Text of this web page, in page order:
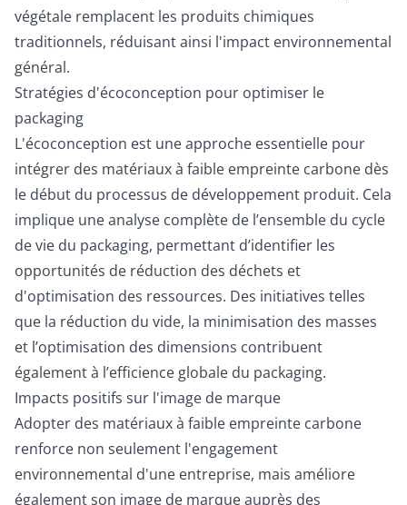
végétale remplacent les produits chimiques
traditionnels, réduisant ainsi l'impact environnemental
général.
Stratégies d'écoconception pour optimiser le
packaging
L'écoconception est une approche essentielle pour
intégrer des matériaux à faible empreinte carbone dès
le début du processus de développement produit. Cela
implique une analyse complète de l’ensemble du cycle
de vie du packaging, permettant d’identifier les
opportunités de réduction des déchets et
d'optimisation des ressources. Des initiatives telles
que la réduction du vide, la minimisation des masses
et l’optimisation des dimensions contribuent
également à l’efficience globale du packaging.
Impacts positifs sur l'image de marque
Adopter des matériaux à faible empreinte carbone
renforce non seulement l'engagement
environnemental d'une entreprise, mais améliore
également son image de marque auprès des